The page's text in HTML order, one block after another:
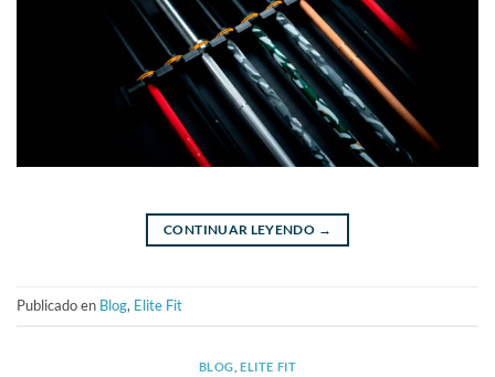
CONTINUAR LEYENDO →
Publicado en Blog, Elite Fit
BLOG ,ELITE FIT